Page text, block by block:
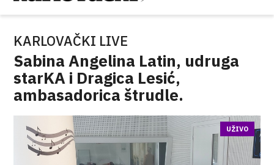
KARLOVAČKI LIVE
Sabina Angelina Latin, udruga
starKA i Dragica Lesić,
ambasadorica štrudle.
UŽIVO